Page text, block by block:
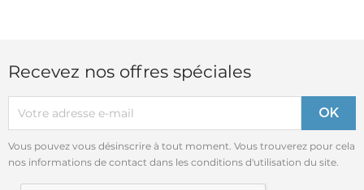
Recevez nos offres spéciales
Vous pouvez vous désinscrire à tout moment. Vous trouverez pour cela
nos informations de contact dans les conditions d'utilisation du site.